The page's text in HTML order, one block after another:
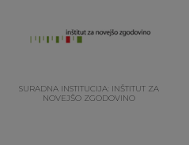
SURADNA INSTITUCIJA: INŠTITUT ZA
NOVEJŠO ZGODOVINO